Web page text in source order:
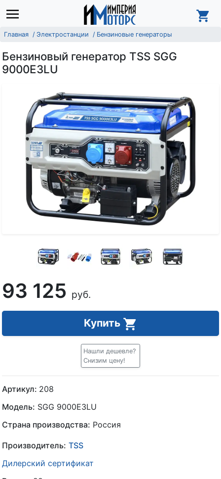
Главная Электростанции Бензиновые генераторы
Бензиновый генератор TSS SGG
9000E3LU
93 125 руб.
Купить
Нашли дешевле?
Снизим цену!
Артикул: 208
Модель: SGG 9000E3LU
Страна производства: Россия
Производитель: TSS
Дилерский сертификат